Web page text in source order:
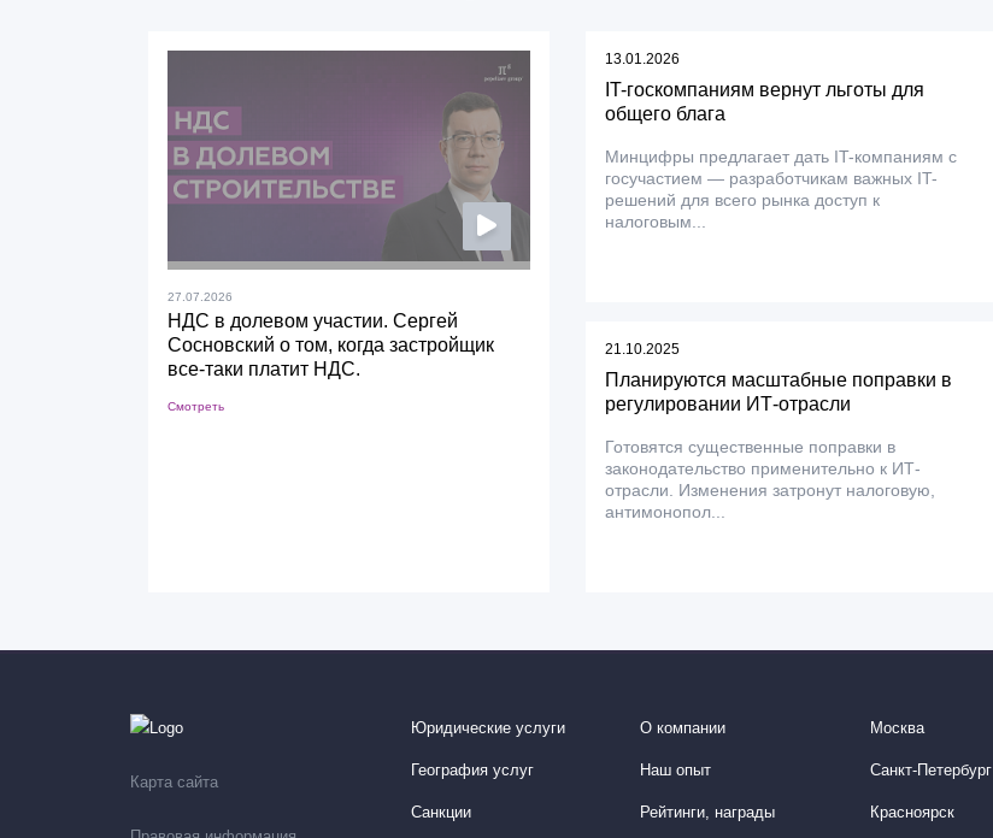
27.07.2026
НДС в долевом участии. Сергей
Сосновский о том, когда застройщик
все-таки платит НДС.
Смотреть
13.01.2026
IT-госкомпаниям вернут льготы для
общего блага
Минцифры предлагает дать IT-компаниям с
госучастием — разработчикам важных IT-
решений для всего рынка доступ к
налоговым...
21.10.2025
Планируются масштабные поправки в
регулировании ИТ-отрасли
Готовятся существенные поправки в
законодательство применительно к ИТ-
отрасли. Изменения затронут налоговую,
антимонопол...
Карта сайта
Юридические услуги
География услуг
Санкции
О компании
Наш опыт
Рейтинги, награды
Москва
Санкт-Петербург
Красноярск